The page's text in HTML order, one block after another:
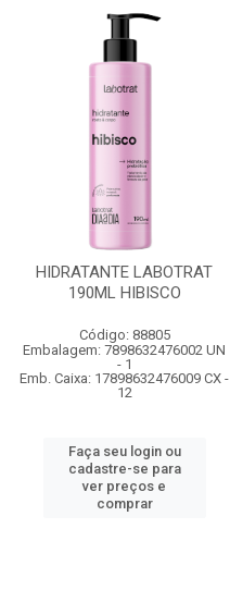
HIDRATANTE LABOTRAT
190ML HIBISCO
Código: 88805
Embalagem: 7898632476002 UN
- 1
Emb. Caixa: 17898632476009 CX -
12
Faça seu login ou
cadastre-se para
ver preços e
comprar